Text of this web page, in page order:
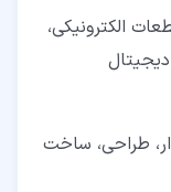
الکترونیکی،
طراحی، ساخت